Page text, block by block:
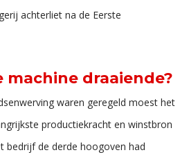
achterliet na de Eerste
machine draaiende?
waren geregeld moest het
productiekracht en winstbron
bedrijf de derde hoogoven had